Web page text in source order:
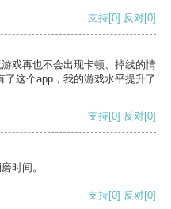
支持[0] 反对[0]
戏再也不会出现卡顿、掉线的情
这个app，我的游戏水平提升了
支持[0] 反对[0]
时间。
支持[0] 反对[0]